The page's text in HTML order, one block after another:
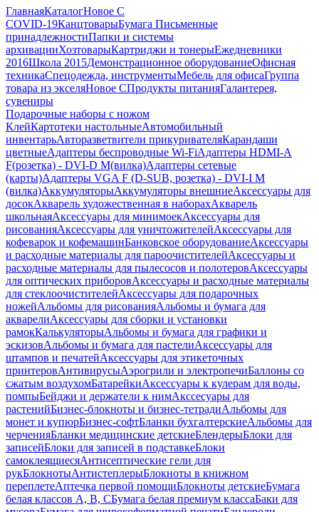
ГлавнаяКаталогНовое С
COVID-19КанцтоварыБумага Письменные
принадлежностиПапки и системы
архивацииХозтоварыКартриджи и тонерыЕжедневники
2016Школа 2015Демонстрационное оборудованиеОфисная
техникаСпецодежда, инструментыМебель для офисаГруппа
товара из экселяНовое СПродукты питанияГалантерея,
сувениры
Подарочные наборы с ножом
КлейКартотеки настольныеАвтомобильный
инвентарьАвторазветвители прикуривателяКарандаши
цветныеАдаптеры беспроводные Wi-FiАдаптеры HDMI-A
F(розетка) - DVI-D M(вилка)Адаптеры сетевые
(карты)Адаптеры VGA F (D-SUB, розетка) - DVI-I M
(вилка)АккумуляторыАккумуляторы внешниеАксессуары для
досокАкварель художественная в наборахАкварель
школьнаяАксессуары для минимоекАксессуары для
рисованияАксессуары для уничтожителейАксессуары для
кофеварок и кофемашинБанковское оборудованиеАксессуары
и расходные материалы для пароочистителейАксессуары и
расходные материалы для пылесосов и полотеровАксессуары
для оптических приборовАксессуары и расходные материалы
для стеклоочистителейАксессуары для подарочных
ножейАльбомы для рисованияАльбомы и бумага для
акварелиАксессуары для сборки и установки
рамокКалькуляторыАльбомы и бумага для графики и
эскизовАльбомы и бумага для пастелиАксессуары для
штампов и печатейАксессуары для этикеточных
принтеровАнтивирусыАэрогрили и электропечиБаллоны со
сжатым воздухомБатарейкиАксессуары к кулерам для воды,
помпыБейджи и держатели к нимАкссесуары для
растенийБизнес-блокноты и бизнес-тетрадиАльбомы для
монет и купюрБизнес-софтБланки бухгалтерскиеАльбомы для
черченияБланки медицинские детскиеБлендерыБлоки для
записейБлоки для записей в подставкеБлоки
самоклеящиесяАнтисептические гели для
рукБлокнотыАнтистеплерыБлокноты в книжном
переплетеАптечка первой помощиБлокноты детскиеБумага
белая классов А, В, СБумага белая премиум классаБаки для